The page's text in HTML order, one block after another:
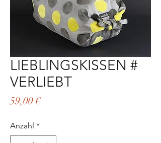
LIEBLINGSKISSEN #
VERLIEBT
59,00 €Preis
Anzahl *